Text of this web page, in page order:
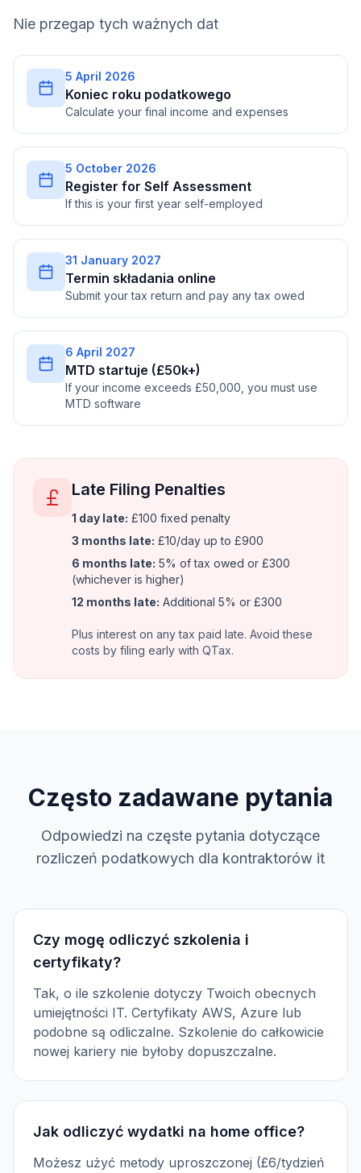
Nie przegap tych ważnych dat
5 April 2026
Koniec roku podatkowego
Calculate your final income and expenses
5 October 2026
Register for Self Assessment
If this is your first year self-employed
31 January 2027
Termin składania online
Submit your tax return and pay any tax owed
6 April 2027
MTD startuje (£50k+)
If your income exceeds £50,000, you must use
MTD software
Late Filing Penalties
1 day late: £100 fixed penalty
3 months late: £10/day up to £900
6 months late: 5% of tax owed or £300
(whichever is higher)
12 months late: Additional 5% or £300
Plus interest on any tax paid late. Avoid these
costs by filing early with QTax.
Często zadawane pytania
Odpowiedzi na częste pytania dotyczące
rozliczeń podatkowych dla kontraktorów it
Czy mogę odliczyć szkolenia i
certyfikaty?
Tak, o ile szkolenie dotyczy Twoich obecnych
umiejętności IT. Certyfikaty AWS, Azure lub
podobne są odliczalne. Szkolenie do całkowicie
nowej kariery nie byłoby dopuszczalne.
Jak odliczyć wydatki na home office?
Możesz użyć metody uproszczonej (£6/tydzień